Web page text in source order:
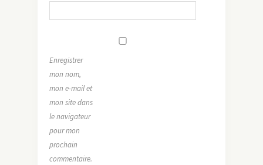
Enregistrer
mon nom,
mon e-mail et
mon site dans
le navigateur
pour mon
prochain
commentaire.